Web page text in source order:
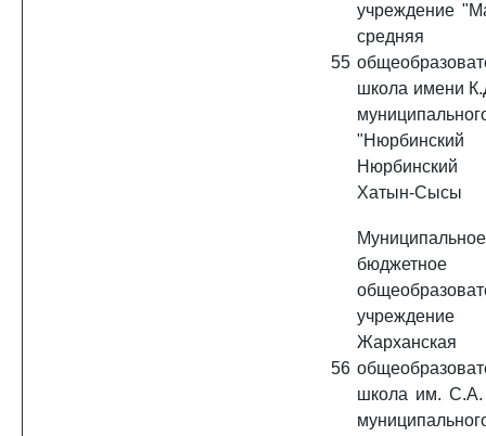
55
учреждение
средняя
школа имени
Нюрбинский
Хатын-Сысы
56
Муниципальное
бюджетное
Жарханская
школа им. С.А.